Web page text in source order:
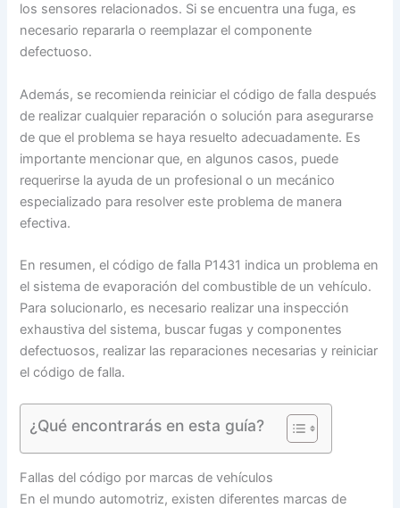
los sensores relacionados. Si se encuentra una fuga, es
necesario repararla o reemplazar el componente
defectuoso.
Además, se recomienda reiniciar el código de falla después
de realizar cualquier reparación o solución para asegurarse
de que el problema se haya resuelto adecuadamente. Es
importante mencionar que, en algunos casos, puede
requerirse la ayuda de un profesional o un mecánico
especializado para resolver este problema de manera
efectiva.
En resumen, el código de falla P1431 indica un problema en
el sistema de evaporación del combustible de un vehículo.
Para solucionarlo, es necesario realizar una inspección
exhaustiva del sistema, buscar fugas y componentes
defectuosos, realizar las reparaciones necesarias y reiniciar
el código de falla.
¿Qué encontrarás en esta guía?
Fallas del código por marcas de vehículos
En el mundo automotriz, existen diferentes marcas de